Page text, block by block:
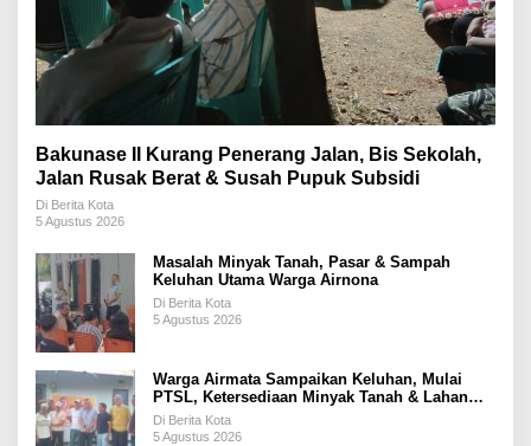
Bakunase II Kurang Penerang Jalan, Bis Sekolah,
Jalan Rusak Berat & Susah Pupuk Subsidi
Di Berita Kota
5 Agustus 2026
Masalah Minyak Tanah, Pasar & Sampah
Keluhan Utama Warga Airnona
Di Berita Kota
5 Agustus 2026
Warga Airmata Sampaikan Keluhan, Mulai
PTSL, Ketersediaan Minyak Tanah & Lahan
Pemakaman
Di Berita Kota
5 Agustus 2026